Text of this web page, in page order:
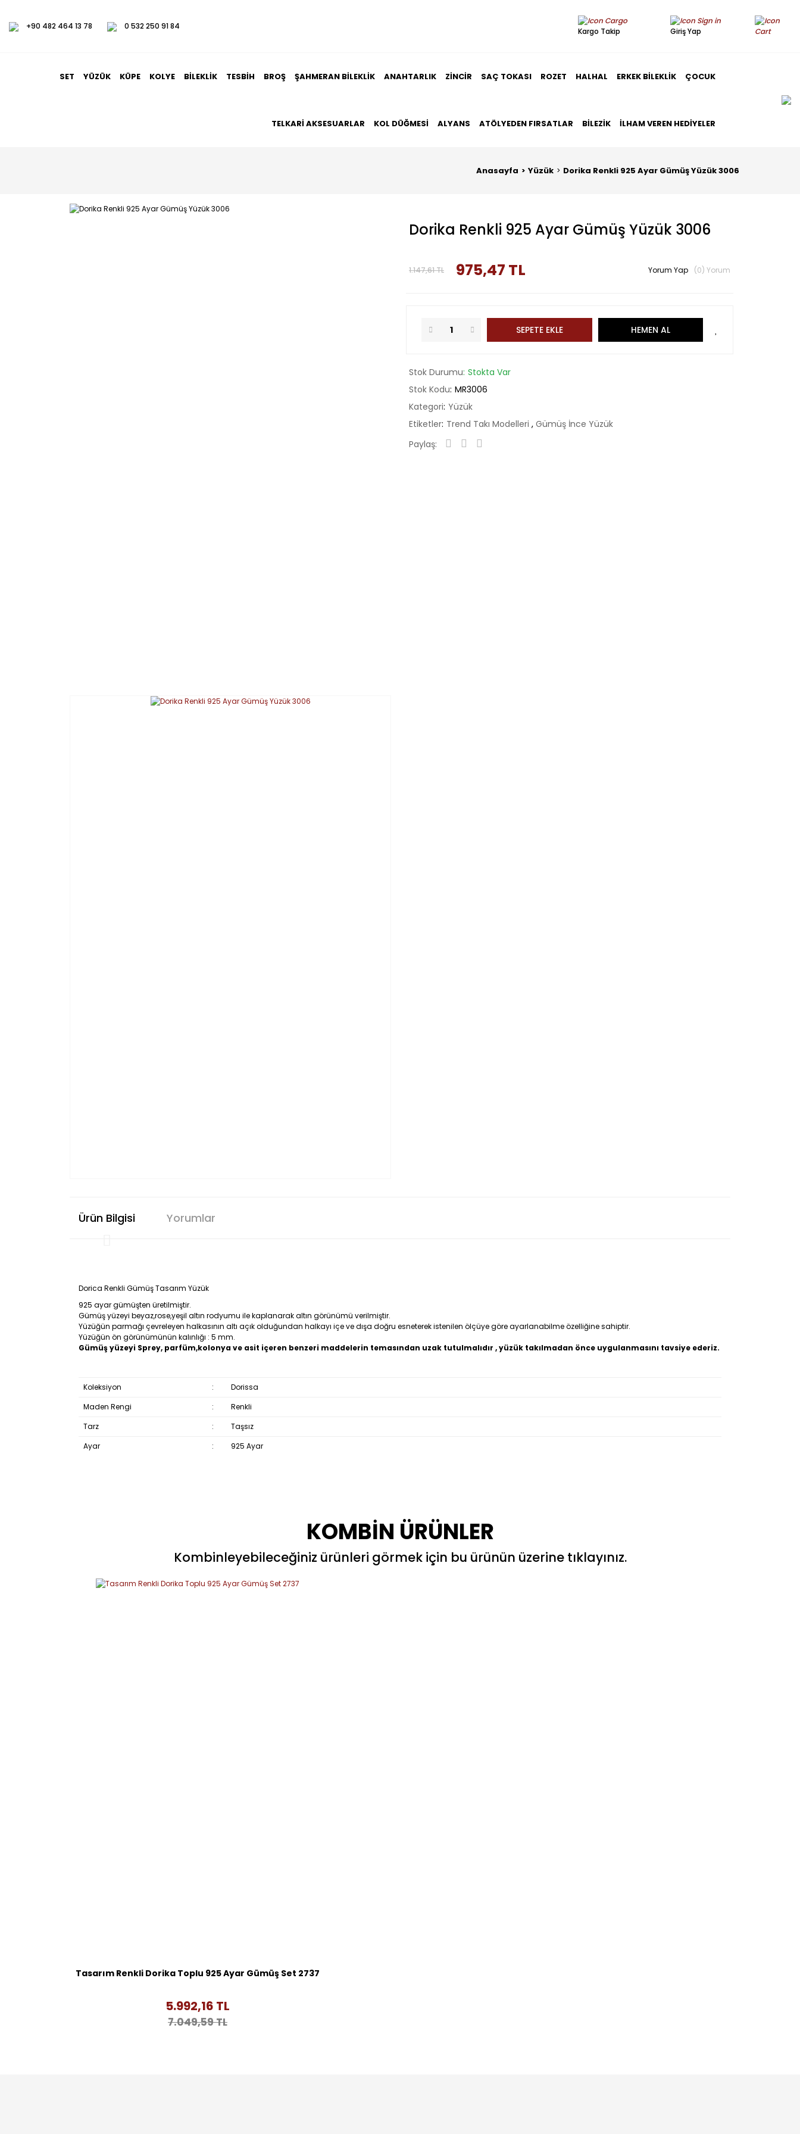
+90 482 464 13 78 0 532 250 91 84
Kargo Takip Giriş Yap
SET YÜZÜK KÜPE KOLYE BILEKLIK TESBIH BROŞ ŞAHMERAN BILEKLIK ANAHTARLIK ZINCIR SAÇ TOKASI ROZET HALHAL ERKEK BILEKLIK ÇOCUK
TELKARI AKSESUARLAR KOL DÜĞMESI ALYANS ATÖLYEDEN FIRSATLAR BILEZIK İLHAM VEREN HEDIYELER
Anasayfa Yüzük Dorika Renkli 925 Ayar Gümüş Yüzük 3006
Dorika Renkli 925 Ayar Gümüş Yüzük 3006
1.147,61 TL 975,47 TL Yorum Yap (0) Yorum
SEPETE EKLE HEMEN AL
Stok Durumu Stokta Var
Stok Kodu MR3006
Kategori Yüzük
Etiketler Trend Takı Modelleri , Gümüş İnce Yüzük
Paylaş:
Ürün Bilgisi Yorumlar
Dorica Renkli Gümüş Tasarım Yüzük
925 ayar gümüşten üretilmiştir.
Gümüş yüzeyi beyaz,rose,yeşil altın rodyumu ile kaplanarak altın görünümü verilmiştir.
Yüzüğün parmağı çevreleyen halkasının altı açık olduğundan halkayı içe ve dışa doğru esneterek istenilen ölçüye göre ayarlanabilme özelliğine sahiptir.
Yüzüğün ön görünümünün kalınlığı : 5 mm.
Gümüş yüzeyi Sprey, parfüm,kolonya ve asit içeren benzeri maddelerin temasından uzak tutulmalıdır , yüzük takılmadan önce uygulanmasını tavsiye ederiz.
Koleksiyon :
Dorissa
Maden Rengi
:
Renkli
Tarz
:
Taşsız
Ayar
: 925 Ayar
Yorum Yaz
KOMBİN ÜRÜNLER
Kombinleyebileceğiniz ürünleri görmek için bu ürünün üzerine tıklayınız.
Tasarım Renkli Dorika Toplu 925 Ayar Gümüş Set 2737
5.992,16 TL
7.049,59 TL